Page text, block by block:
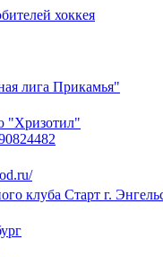
хоккея
лига Прикамья"
"Хризотил"
клуба Старт г.